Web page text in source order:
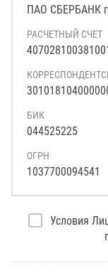
ПАО СБЕРБАНК
РАСЧЕТНЫЙ СЧЕТ
БИК
044525225
ОГРН
1037700094541
Условия